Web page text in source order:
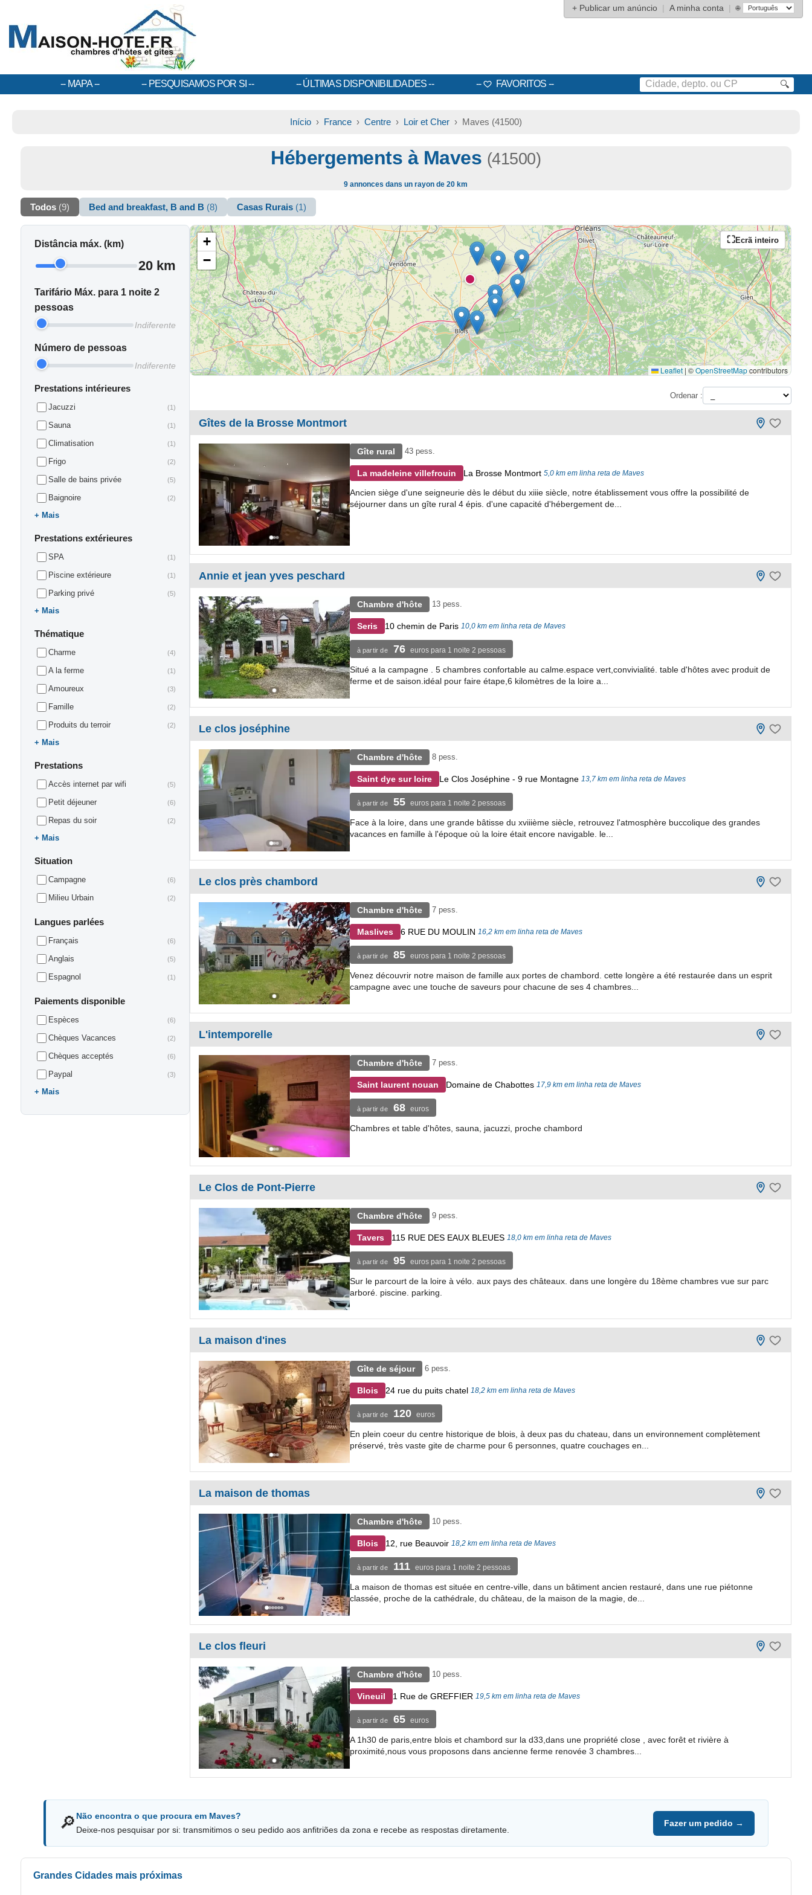
+ Publicar um anúncio | A minha conta | 🌐
MAPA PESQUISAMOS POR SI ÚLTIMAS DISPONIBILIDADES FAVORITOS 🔍
Início› France› Centre› Loir et Cher› Maves (41500)
Hébergements à Maves (41500)
9 annonces dans un rayon de 20 km
Todos (9) Bed and breakfast, B and B (8) Casas Rurais (1)
Distância máx. (km)
20 km
Tarifário Máx. para 1 noite 2
pessoas
Indiferente
Número de pessoas
Indiferente
Prestations intérieures
Jacuzzi (1)
Sauna (1)
Climatisation (1)
Frigo (2)
Salle de bains privée (5)
Baignoire (2)
Mais
Prestations extérieures
SPA (1)
Piscine extérieure (1)
Parking privé (5)
Mais
Thématique
Charme (4)
A la ferme (1)
Amoureux (3)
Famille (2)
Produits du terroir (2)
Mais
Prestations
Accès internet par wifi (5)
Petit déjeuner (6)
Repas du soir (2)
Mais
Situation
Campagne (6)
Milieu Urbain (2)
Langues parlées
Français (6)
Anglais (5)
Espagnol (1)
Paiements disponible
Espèces (6)
Chèques Vacances (2)
Chèques acceptés (6)
Paypal (3)
Mais
Ecrã inteiro
+
−
Leaflet | ©OpenStreetMapcontributors
Ordenar :
Gîtes de la Brosse Montmort
Gîte rural 43 pess.
La madeleine villefrouin La Brosse Montmort 5,0 km em linha reta de Maves
Ancien siège d'une seigneurie dès le début du xiiie siècle, notre établissement vous offre la possibilité de
séjourner dans un gîte rural 4 épis. d'une capacité d'hébergement de...
Annie et jean yves peschard
Chambre d'hôte 13 pess.
Seris 10 chemin de Paris 10,0 km em linha reta de Maves
à partir de 76 euros para 1 noite 2 pessoas
Situé a la campagne . 5 chambres confortable au calme.espace vert,convivialité. table d'hôtes avec produit de
ferme et de saison.idéal pour faire étape,6 kilomètres de la loire a...
Le clos joséphine
Chambre d'hôte 8 pess.
Saint dye sur loire Le Clos Joséphine - 9 rue Montagne 13,7 km em linha reta de Maves
à partir de 55 euros para 1 noite 2 pessoas
Face à la loire, dans une grande bâtisse du xviiième siècle, retrouvez l'atmosphère buccolique des grandes
vacances en famille à l'époque où la loire était encore navigable. le...
Le clos près chambord
Chambre d'hôte 7 pess.
Maslives 6 RUE DU MOULIN 16,2 km em linha reta de Maves
à partir de 85 euros para 1 noite 2 pessoas
Venez découvrir notre maison de famille aux portes de chambord. cette longère a été restaurée dans un esprit
campagne avec une touche de saveurs pour chacune de ses 4 chambres...
L'intemporelle
Chambre d'hôte 7 pess.
Saint laurent nouan Domaine de Chabottes 17,9 km em linha reta de Maves
à partir de 68 euros
Chambres et table d'hôtes, sauna, jacuzzi, proche chambord
Le Clos de Pont-Pierre
Chambre d'hôte 9 pess.
Tavers 115 RUE DES EAUX BLEUES 18,0 km em linha reta de Maves
à partir de 95 euros para 1 noite 2 pessoas
Sur le parcourt de la loire à vélo. aux pays des châteaux. dans une longère du 18ème chambres vue sur parc
arboré. piscine. parking.
La maison d'ines
Gîte de séjour 6 pess.
Blois 24 rue du puits chatel 18,2 km em linha reta de Maves
à partir de 120 euros
En plein coeur du centre historique de blois, à deux pas du chateau, dans un environnement complètement
préservé, très vaste gite de charme pour 6 personnes, quatre couchages en...
La maison de thomas
Chambre d'hôte 10 pess.
Blois 12, rue Beauvoir 18,2 km em linha reta de Maves
à partir de 111 euros para 1 noite 2 pessoas
La maison de thomas est située en centre-ville, dans un bâtiment ancien restauré, dans une rue piétonne
classée, proche de la cathédrale, du château, de la maison de la magie, de...
Le clos fleuri
Chambre d'hôte 10 pess.
Vineuil 1 Rue de GREFFIER 19,5 km em linha reta de Maves
à partir de 65 euros
A 1h30 de paris,entre blois et chambord sur la d33,dans une propriété close , avec forêt et rivière à
proximité,nous vous proposons dans ancienne ferme renovée 3 chambres...
🔎 Não encontra o que procura em Maves?
Deixe-nos pesquisar por si: transmitimos o seu pedido aos anfitriões da zona e recebe as respostas diretamente.
Fazer um pedido →
Grandes Cidades mais próximas